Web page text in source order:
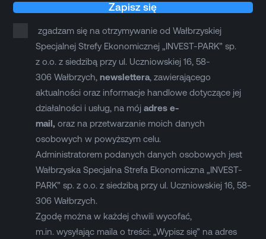
Zapisz się
zgadzam się na otrzymywanie od Wałbrzyskiej
Specjalnej Strefy Ekonomicznej „INVEST-PARK” sp.
z o.o. z siedzibą przy ul. Uczniowskiej 16, 58-
306 Wałbrzych, newslettera, zawierającego
aktualności oraz informacje handlowe dotyczące jej
działalności i usług, na mój adres e-
mail, oraz na przetwarzanie moich danych
osobowych w powyższym celu.
Administratorem podanych danych osobowych jest
Wałbrzyska Specjalna Strefa Ekonomiczna „INVEST-
PARK” sp. z o.o. z siedzibą przy ul. Uczniowskiej 16, 58-
306 Wałbrzych.
Zgodę można w każdej chwili wycofać,
m.in. wysyłając maila o treści: „Wypisz się” na adres